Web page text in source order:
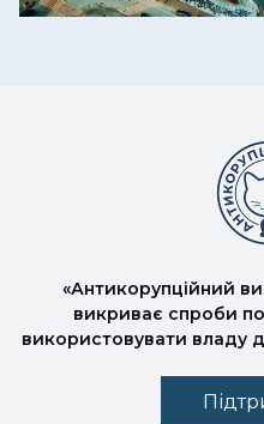
«Антикорупційний
викриває спроби
використовувати владу